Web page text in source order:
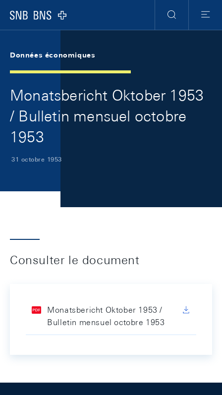
Logo
RechercheMenu
Données économiques
Monatsbericht Oktober 1953
/ Bulletin mensuel octobre
1953
31 octobre 1953
Consulter le document
Monatsbericht Oktober 1953 /
Bulletin mensuel octobre 1953